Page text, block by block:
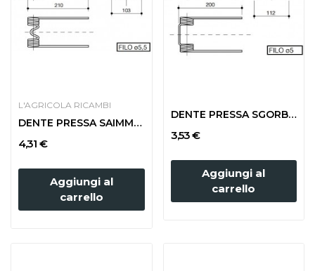
L'AGRICOLA RICAMBI
DENTE PRESSA SAIMM LARGA
4,31 €
Aggiungi al
carrello
DENTE PRESSA SGORBATI LARGA 67-68-69
3,53 €
Aggiungi al
carrello